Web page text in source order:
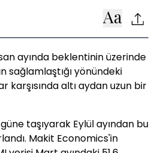
ayında beklentinin üzerinde
yönündeki
altı aydan uzun bir
taşıyarak Eylül ayından bu
Makit Economics'in